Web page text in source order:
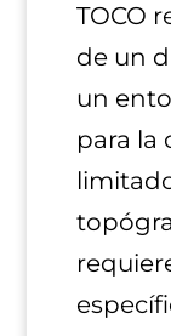
TOCO
de un
un
para la